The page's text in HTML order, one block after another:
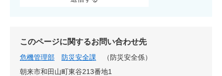
このページに関するお問い合わせ先
危機管理部 防災安全課
防災安全係
朝来市和田山町東谷213番地1